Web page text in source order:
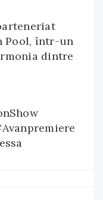
Pool, într-un
dintre